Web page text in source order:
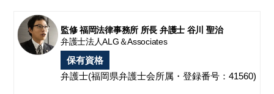
監修 福岡法律事務所 所長 弁護士 谷川 聖治
弁護士法人ALG＆Associates
保有資格
弁護士(福岡県弁護士会所属・登録番号：41560)